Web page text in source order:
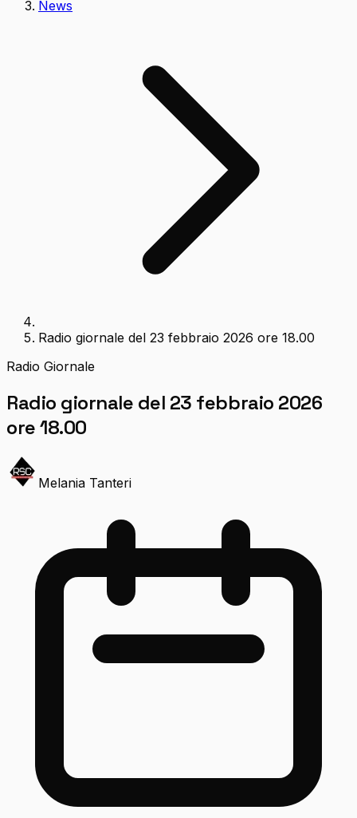
News
Radio giornale del 23 febbraio 2026 ore 18.00
Radio Giornale
Radio giornale del 23 febbraio 2026
ore 18.00
Melania Tanteri